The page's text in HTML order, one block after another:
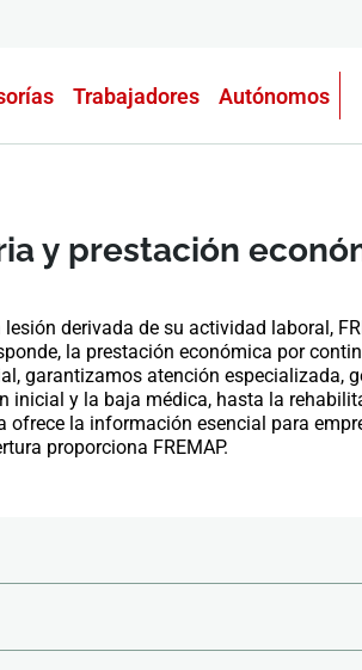
Trabajadores Autónomos
y prestación
derivada de su actividad laboral,
la prestación económica por
garantizamos atención especializada,
inicial y la baja médica, hasta la
la información esencial para
proporciona FREMAP.